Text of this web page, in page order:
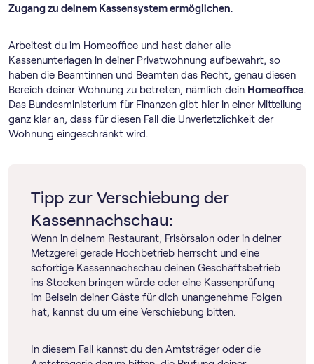
Zugang zu deinem Kassensystem ermöglichen.
Arbeitest du im Homeoffice und hast daher alle
Kassenunterlagen in deiner Privatwohnung aufbewahrt, so
haben die Beamtinnen und Beamten das Recht, genau diesen
Bereich deiner Wohnung zu betreten, nämlich dein Homeoffice.
Das Bundesministerium für Finanzen gibt hier in einer Mitteilung
ganz klar an, dass für diesen Fall die Unverletzlichkeit der
Wohnung eingeschränkt wird.
Tipp zur Verschiebung der
Kassennachschau:
Wenn in deinem Restaurant, Frisörsalon oder in deiner
Metzgerei gerade Hochbetrieb herrscht und eine
sofortige Kassennachschau deinen Geschäftsbetrieb
ins Stocken bringen würde oder eine Kassenprüfung
im Beisein deiner Gäste für dich unangenehme Folgen
hat, kannst du um eine Verschiebung bitten.
In diesem Fall kannst du den Amtsträger oder die